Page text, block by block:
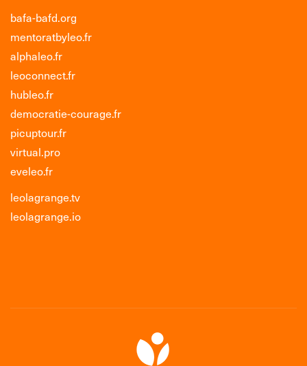
bafa-bafd.org
mentoratbyleo.fr
alphaleo.fr
leoconnect.fr
hubleo.fr
democratie-courage.fr
picuptour.fr
virtual.pro
eveleo.fr
leolagrange.tv
leolagrange.io